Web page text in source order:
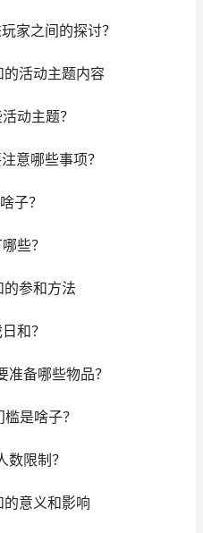
家之间的探讨？
活动主题内容
动主题？
意哪些事项？
子？
些？
参和方法
和？
准备哪些物品？
是啥子？
数限制？
意义和影响